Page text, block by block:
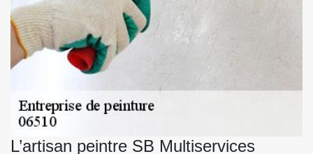
L’artisan peintre SB Multiservices